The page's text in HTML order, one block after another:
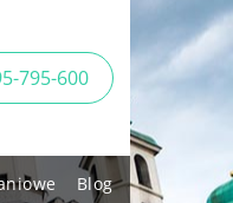
795-600
Blog